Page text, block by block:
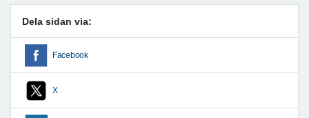
Dela sidan via:
Facebook
X